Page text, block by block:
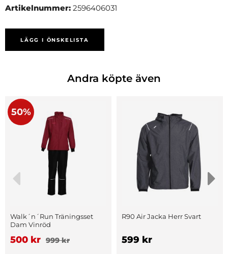
Artikelnummer: 2596406031
LÄGG I ÖNSKELISTA
Andra köpte även
50%
Walk´n´Run Träningsset
Dam Vinröd
500 kr 999 kr
R90 Air Jacka Herr Svart
599 kr